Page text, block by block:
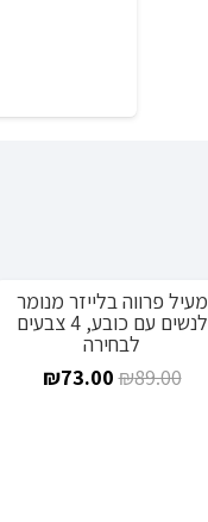
מבצע!
מעיל פרווה בלייזר מנומר
לנשים עם כובע, 4 צבעים
לבחירה
₪89.00
המחיר₪73.00